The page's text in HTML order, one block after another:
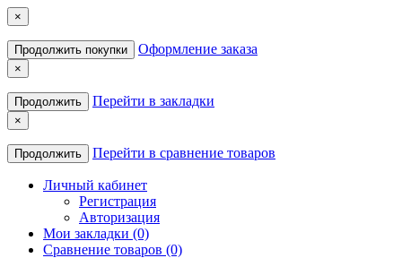
×
Продолжить покупки Оформление заказа
×
Продолжить Перейти в закладки
×
Продолжить Перейти в сравнение товаров
Личный кабинет
Регистрация
Авторизация
Мои закладки (0)
Сравнение товаров (0)